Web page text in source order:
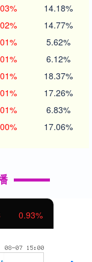
14.18%
14.77%
5.62%
6.12%
18.37%
17.26%
6.83%
17.06%
0.93%